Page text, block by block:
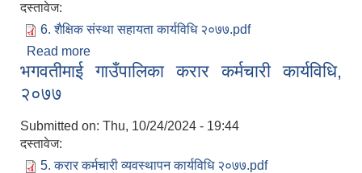
दस्तावेज:
6. शैक्षिक संस्था सहायता कार्यविधि २०७७.pdf
Read more
२०७७
भगवतीमाई गाउँपालिका करार कर्मचारी कार्यविधि,
२०७७
Submitted on: Thu, 10/24/2024 - 19:44
दस्तावेज:
5. करार कर्मचारी व्यवस्थापन कार्यविधि २०७७.pdf